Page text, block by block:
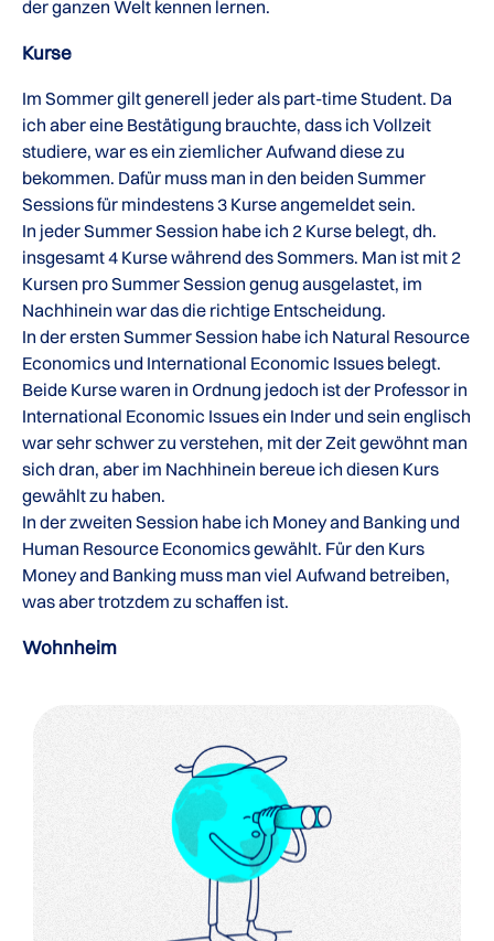
der ganzen Welt kennen lernen.
Kurse
Im Sommer gilt generell jeder als part-time Student. Da
ich aber eine Bestätigung brauchte, dass ich Vollzeit
studiere, war es ein ziemlicher Aufwand diese zu
bekommen. Dafür muss man in den beiden Summer
Sessions für mindestens 3 Kurse angemeldet sein.
In jeder Summer Session habe ich 2 Kurse belegt, dh.
insgesamt 4 Kurse während des Sommers. Man ist mit 2
Kursen pro Summer Session genug ausgelastet, im
Nachhinein war das die richtige Entscheidung.
In der ersten Summer Session habe ich Natural Resource
Economics und International Economic Issues belegt.
Beide Kurse waren in Ordnung jedoch ist der Professor in
International Economic Issues ein Inder und sein englisch
war sehr schwer zu verstehen, mit der Zeit gewöhnt man
sich dran, aber im Nachhinein bereue ich diesen Kurs
gewählt zu haben.
In der zweiten Session habe ich Money and Banking und
Human Resource Economics gewählt. Für den Kurs
Money and Banking muss man viel Aufwand betreiben,
was aber trotzdem zu schaffen ist.
Wohnheim